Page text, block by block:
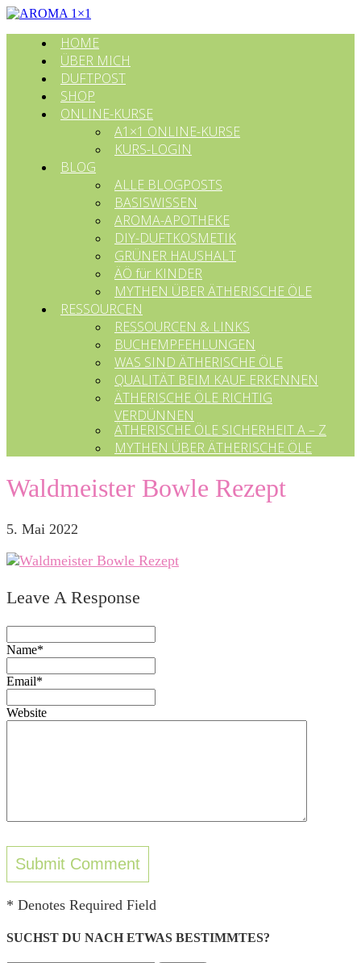
HOME
ÜBER MICH
DUFTPOST
SHOP
ONLINE-KURSE
A1×1 ONLINE-KURSE
KURS-LOGIN
BLOG
ALLE BLOGPOSTS
BASISWISSEN
AROMA-APOTHEKE
DIY-DUFTKOSMETIK
GRÜNER HAUSHALT
ÄÖ für KINDER
MYTHEN ÜBER ÄTHERISCHE ÖLE
RESSOURCEN
RESSOURCEN & LINKS
BUCHEMPFEHLUNGEN
WAS SIND ÄTHERISCHE ÖLE
QUALITÄT BEIM KAUF ERKENNEN
ÄTHERISCHE ÖLE RICHTIG
VERDÜNNEN
ÄTHERISCHE ÖLE SICHERHEIT A – Z
MYTHEN ÜBER ÄTHERISCHE ÖLE
Waldmeister Bowle Rezept
5. Mai 2022
Leave A Response
Name*
Email*
Website
* Denotes Required Field
SUCHST DU NACH ETWAS BESTIMMTES?